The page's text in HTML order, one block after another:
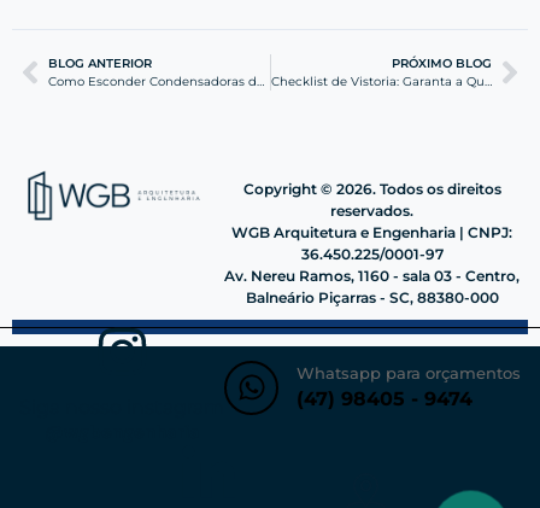
BLOG ANTERIOR
Como Esconder Condensadoras de Ar: Soluções de Fachada
PRÓXIMO BLOG
Checklist de Vistoria: Garanta a Qualidade do seu Imóvel
Copyright © 2026. Todos os direitos
reservados.
WGB Arquitetura e Engenharia | CNPJ:
36.450.225/0001-97
Av. Nereu Ramos, 1160 - sala 03 - Centro,
Balneário Piçarras - SC, 88380-000
Whatsapp para orçamentos
(47) 98405 - 9474